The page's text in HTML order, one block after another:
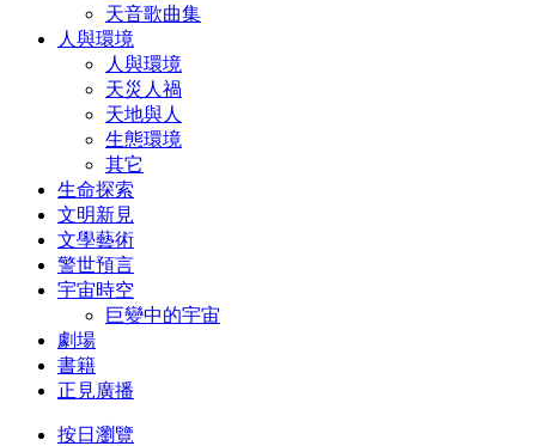
天音歌曲集
人與環境
人與環境
天災人禍
天地與人
生態環境
其它
生命探索
文明新見
文學藝術
警世預言
宇宙時空
巨變中的宇宙
劇場
書籍
正見廣播
按日瀏覽